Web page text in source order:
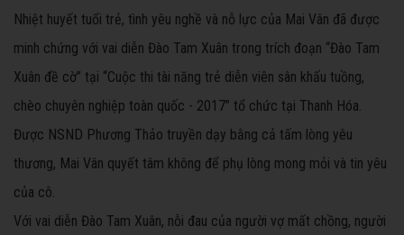
Nhiệt huyết tuổi trẻ, tình yêu nghề và nỗ lực của Mai Vân đã được
minh chứng với vai diễn Đào Tam Xuân trong trích đoạn “Đào Tam
Xuân đề cờ” tại “Cuộc thi tài năng trẻ diễn viên sân khấu tuồng,
chèo chuyên nghiệp toàn quốc - 2017” tổ chức tại Thanh Hóa.
Được NSND Phương Thảo truyền dạy bằng cả tấm lòng yêu
thương, Mai Vân quyết tâm không để phụ lòng mong mỏi và tin yêu
của cô.
Với vai diễn Đào Tam Xuân, nỗi đau của người vợ mất chồng, người